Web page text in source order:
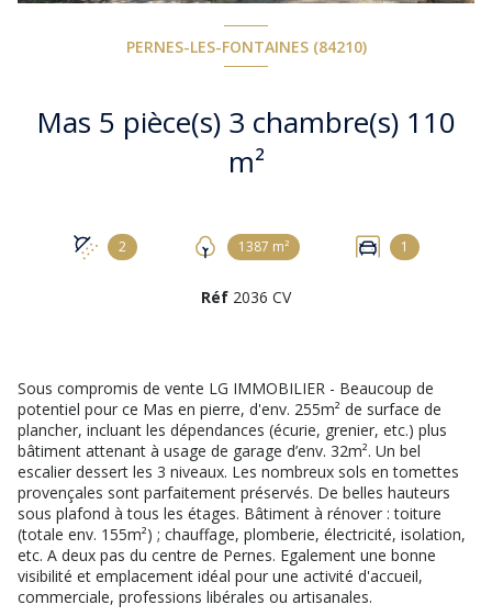
PERNES-LES-FONTAINES (84210)
Mas 5 pièce(s) 3 chambre(s) 110
m²
2 1387 m² 1
Réf 2036 CV
Sous compromis de vente LG IMMOBILIER - Beaucoup de
potentiel pour ce Mas en pierre, d'env. 255m² de surface de
plancher, incluant les dépendances (écurie, grenier, etc.) plus
bâtiment attenant à usage de garage d’env. 32m². Un bel
escalier dessert les 3 niveaux. Les nombreux sols en tomettes
provençales sont parfaitement préservés. De belles hauteurs
sous plafond à tous les étages. Bâtiment à rénover : toiture
(totale env. 155m²) ; chauffage, plomberie, électricité, isolation,
etc. A deux pas du centre de Pernes. Egalement une bonne
visibilité et emplacement idéal pour une activité d'accueil,
commerciale, professions libérales ou artisanales.